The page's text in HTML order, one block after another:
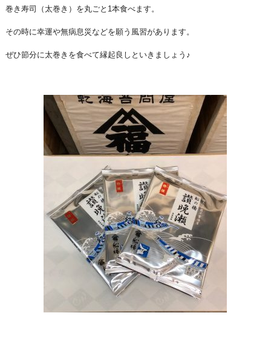
巻き寿司（太巻き）を丸ごと1本食べます。
その時に幸運や無病息災などを願う風習があります。
ぜひ節分に太巻きを食べて縁起良しといきましょう♪